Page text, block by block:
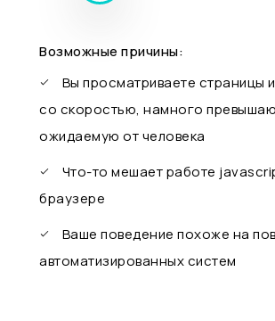
Возможные причины:
Вы просматриваете страницы
со скоростью, намного
ожидаемую от человека
Что-то мешает работе
браузере
Ваше поведение похоже на
автоматизированных систем